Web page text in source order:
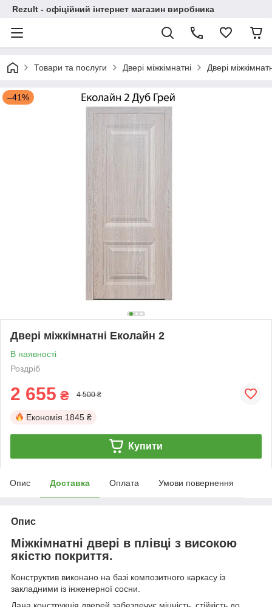
Rezult - офіційний інтернет магазин виробника
Товари та послуги Двері міжкімнатні Двері
–41%
Двері міжкімнатні Еколайн 2
В наявності
Роздріб
2 655 ₴ 4 500 ₴
Економія 1845 ₴
Купити
Опис Доставка Оплата Умови повернення
Опис
Міжкімнатні двері в плівці з високою
якістю покриття.
Конструктив виконано на базі композитного каркасу із
закладними із інженерної сосни.